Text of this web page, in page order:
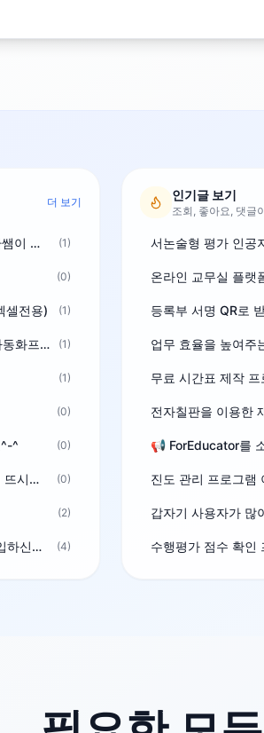
더 보기
깜놀~ 부산 AI교육콘퍼런스에서 박진환쌤이 상받으려 나오셨네요~ ^^ (1)
(0)
셀전용) (1)
경기도교육청 - [정기고사 감독 배치] 자동화프로그램 보급 (1)
(1)
(0)
^ (0)
사이트 이용 중 사람인지 확인하는 창이 뜨시는 분은 알려주세요 (0)
(2)
갑자기 사용자가 많아졌어요?! 오늘 가입하신분^^ (4)
인기글 보기
조회, 좋아요, 댓글
서논술형 평가 인공
온라인 교무실 플랫
등록부 서명 QR로
업무 효율을 높여주
무료 시간표 제작
전자칠판을 이용한
진도 관리 프로그램
수행평가 점수 확인